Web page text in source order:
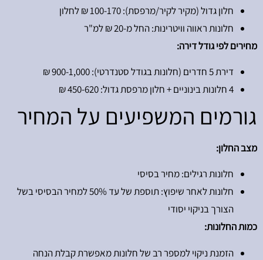
חלון גדול (מקיר לקיר/מרפסת): 100-170 ₪ לחלון
חלונות ראווה וויטרינות: החל מ-20 ₪ למ"ר
מחירים לפי גודל דירה:
דירת 5 חדרים (חלונות בגודל סטנדרטי): 900-1,000 ₪
4 חלונות בינוניים + חלון מרפסת גדול: 450-620 ₪
גורמים המשפיעים על המחיר
מצב החלון:
חלונות רגילים: מחיר בסיסי
חלונות לאחר שיפוץ: תוספת של עד 50% למחיר הבסיסי בשל
הצורך בניקוי יסודי
כמות החלונות:
הזמנת ניקוי למספר רב של חלונות מאפשרת קבלת הנחה